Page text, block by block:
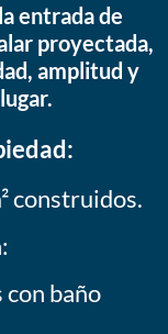
entrada de
proyectada,
amplitud y
construidos.
baño